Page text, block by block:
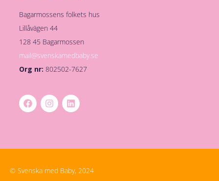
Bagarmossens folkets hus
Lillåvägen 44
128 45 Bagarmossen
mail@svenskamedbaby.se
Org nr: 802502-7627
© Svenska med Baby, 2024